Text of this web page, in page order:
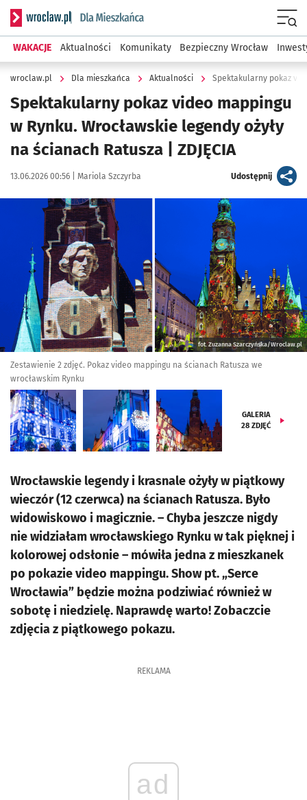
Serwis informacyjny wroclaw.pl podserwis: Dla mieszkańca
WAKACJE Aktualności Komunikaty Bezpieczny Wrocław
wroclaw.pl Dla mieszkańca Aktualności Spektakularny pokaz
Spektakularny pokaz video mappingu
w Rynku. Wrocławskie legendy ożyły
na ścianach Ratusza | ZDJĘCIA
Data publikacji:
13.06.2026 00:56 | Autor:
Mariola Szczyrba Udostępnijartykuł
Kliknij, aby zobaczyć galerię
fot. Zuzanna Szarczyńska/Wroclaw.pl
Zestawienie 2 zdjęć. Pokaz video mappingu na ścianach Ratusza we
wrocławskim Rynku
GALERIA
28 ZDJĘĆ
Wrocławskie legendy i krasnale ożyły w piątkowy
wieczór (12 czerwca) na ścianach Ratusza. Było
widowiskowo i magicznie. – Chyba jeszcze nigdy
nie widziałam wrocławskiego Rynku w tak pięknej i
kolorowej odsłonie – mówiła jedna z mieszkanek
po pokazie video mappingu. Show pt. „Serce
Wrocławia” będzie można podziwiać również w
sobotę i niedzielę. Naprawdę warto! Zobaczcie
zdjęcia z piątkowego pokazu.
REKLAMA
ad